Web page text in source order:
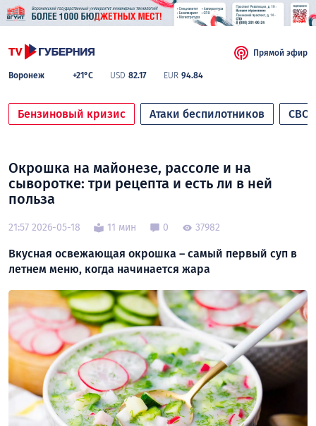
Воронеж +21°C USD 82.17 EUR 94.84
Прямой эфир
Бензиновый кризис Атаки беспилотников СВО
Окрошка на майонезе, рассоле и на
сыворотке: три рецепта и есть ли в ней
польза
21:57 2026-05-18 11 мин 0 37982
Вкусная освежающая окрошка – самый первый суп в
летнем меню, когда начинается жара